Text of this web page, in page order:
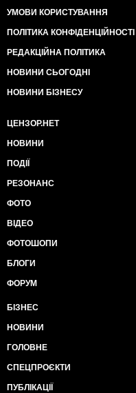
УМОВИ КОРИСТУВАННЯ
ПОЛІТИКА КОНФІДЕНЦІЙНОСТІ
РЕДАКЦІЙНА ПОЛІТИКА
НОВИНИ СЬОГОДНІ
НОВИНИ БІЗНЕСУ
ЦЕНЗОР.НЕТ
НОВИНИ
ПОДІЇ
РЕЗОНАНС
ФОТО
ВІДЕО
ФОТОШОПИ
БЛОГИ
ФОРУМ
БІЗНЕС
НОВИНИ
ГОЛОВНЕ
СПЕЦПРОЄКТИ
ПУБЛІКАЦІЇ